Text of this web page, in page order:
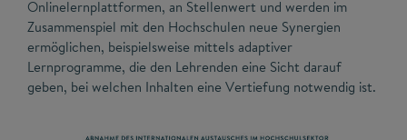
Onlinelernplattformen, an Stellenwert und werden im
Zusammenspiel mit den Hochschulen neue Synergien
ermöglichen, beispielsweise mittels adaptiver
Lernprogramme, die den Lehrenden eine Sicht darauf
geben, bei welchen Inhalten eine Vertiefung notwendig ist.